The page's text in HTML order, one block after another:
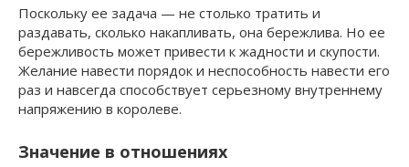
Поскольку ее задача — не столько тратить и
раздавать, сколько накапливать, она бережлива. Но ее
бережливость может привести к жадности и скупости.
Желание навести порядок и неспособность навести его
раз и навсегда способствует серьезному внутреннему
напряжению в королеве.
Значение в отношениях